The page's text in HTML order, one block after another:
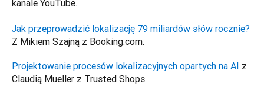
kanale YouTube.
Jak przeprowadzić lokalizację 79 miliardów słów rocznie?
Z Mikiem Szajną z Booking.com.
Projektowanie procesów lokalizacyjnych opartych na AI z